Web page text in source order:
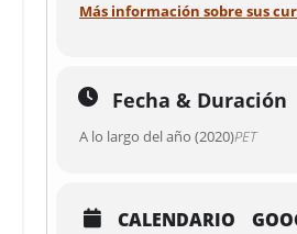
Más información sobre sus
Fecha & Duración
A lo largo del año (2020)PET
CALENDARIO